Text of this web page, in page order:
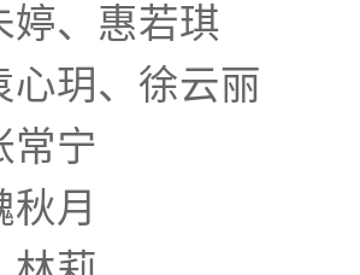
婷、惠若琪
心玥、徐云丽
常宁
月